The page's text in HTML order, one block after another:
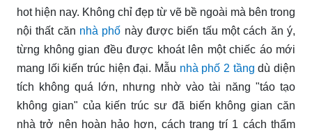
hot hiện nay. Không chỉ đẹp từ vẽ bề ngoài mà bên trong
nội thất căn nhà phố này được biến tấu một cách ăn ý,
từng không gian đều được khoát lên một chiếc áo mới
mang lối kiến trúc hiện đại. Mẫu nhà phố 2 tầng dù diện
tích không quá lớn, nhưng nhờ vào tài năng "táo tạo
không gian" của kiến trúc sư đã biến không gian căn
nhà trở nên hoàn hảo hơn, cách trang trí 1 cách thẩm